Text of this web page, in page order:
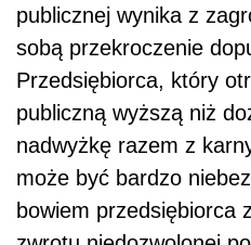
publicznej wynika z
sobą przekroczenie
Przedsiębiorca, który
publiczną wyższą niż
nadwyżkę razem z
może być bardzo
bowiem przedsiębiorca